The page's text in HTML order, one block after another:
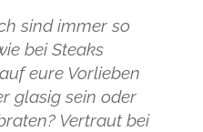
sind immer so
bei Steaks
eure Vorlieben
glasig sein oder
Vertraut bei